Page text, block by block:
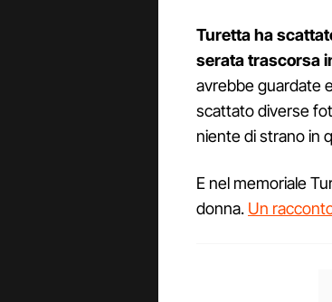
Turetta ha
serata trascorsa
avrebbe guardate
scattato diverse
niente di strano in
E nel memoriale
donna. Un